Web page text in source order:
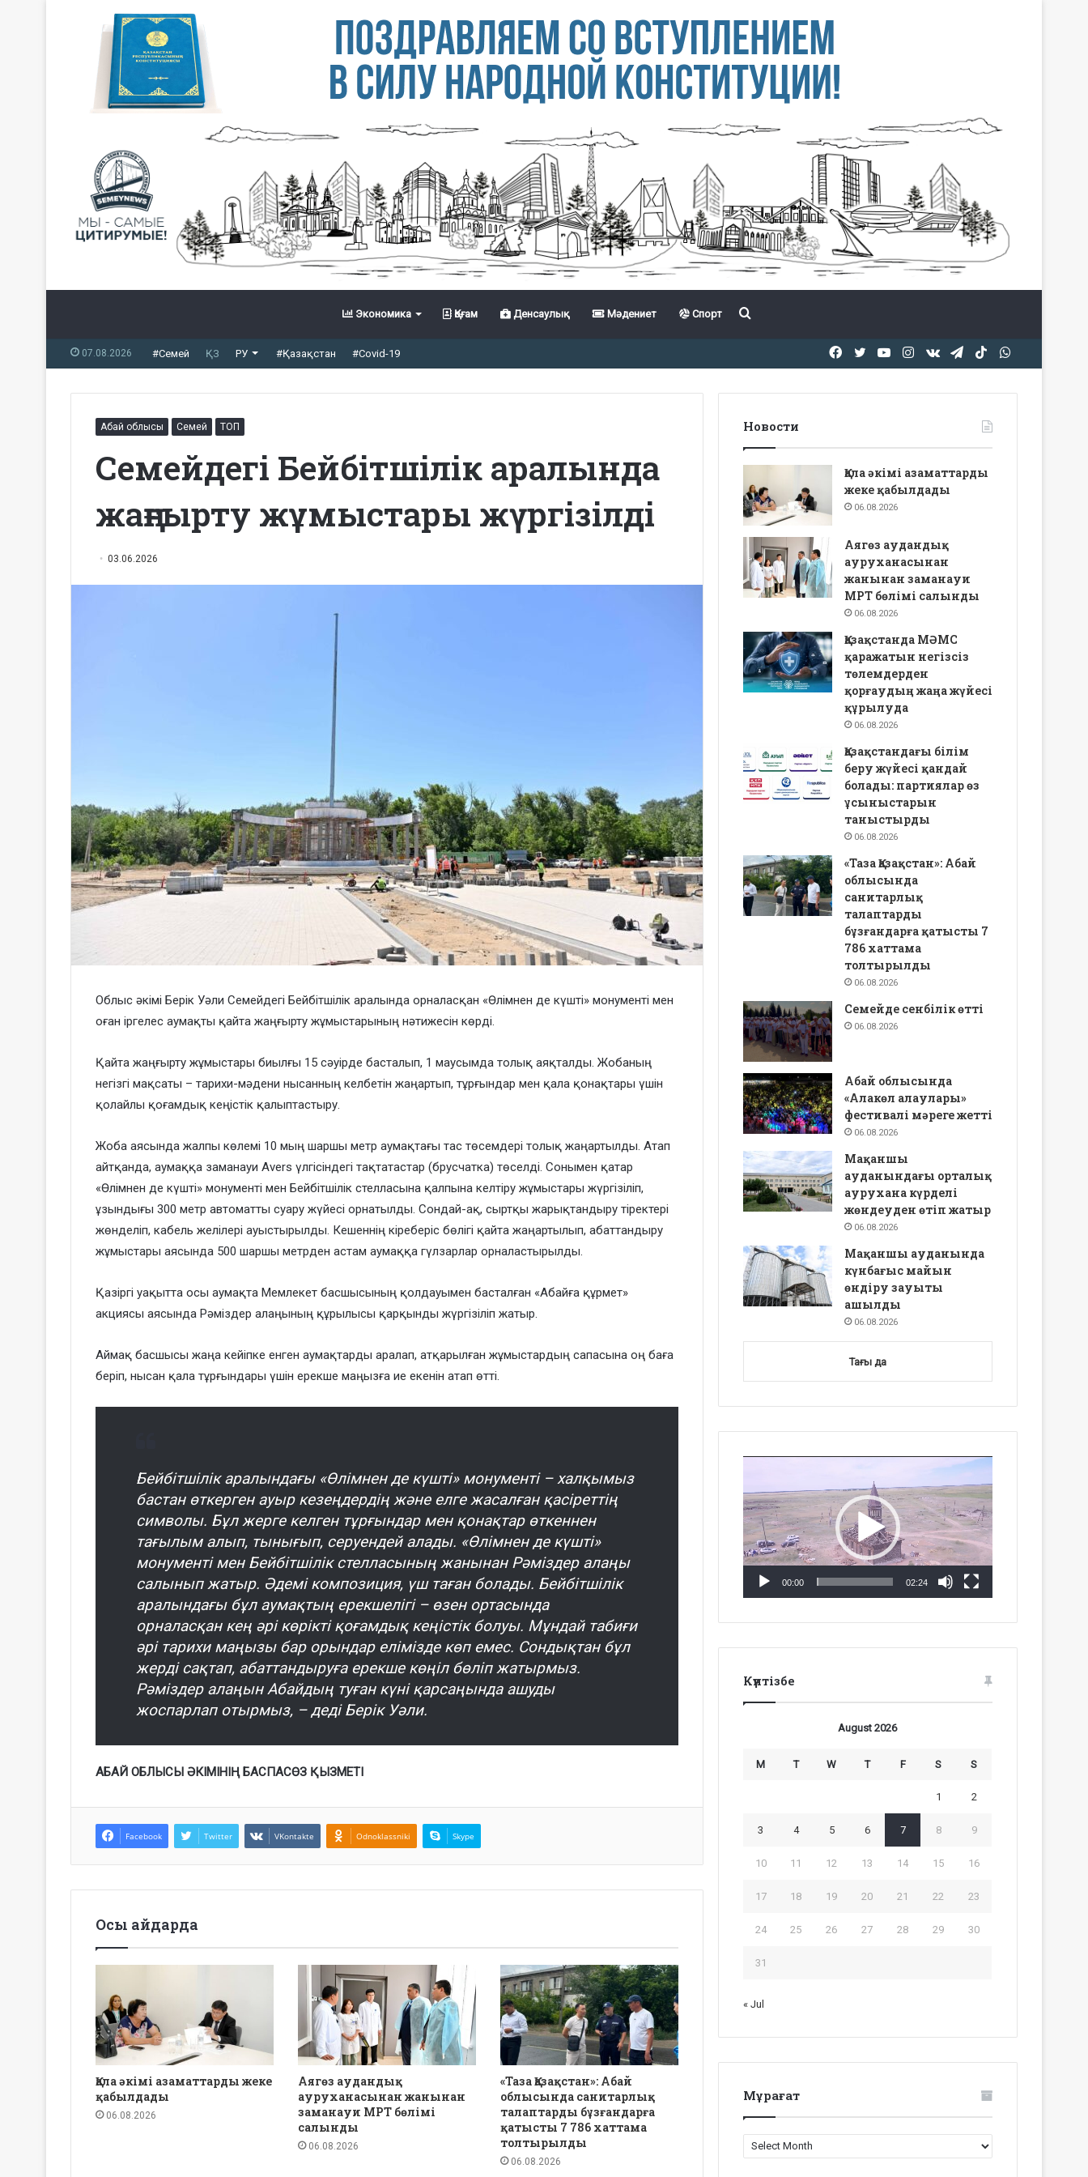
Экономика Қоғам Денсаулық Мәдениет Спорт
07.08.2026 #Семей ҚЗ РУ #Қазақстан #Covid-19 TikTok
Telegram
vk.com
Instagram
YouTube
Twitter
Facebook
Абай облысы Семей ТОП
Семейдегі Бейбітшілік аралында
жаңғырту жұмыстары жүргізілді
03.06.2026
Облыс әкімі Берік Уәли Семейдегі Бейбітшілік аралында орналасқан «Өлімнен де күшті» монументі мен
оған іргелес аумақты қайта жаңғырту жұмыстарының нәтижесін көрді.
Қайта жаңғырту жұмыстары биылғы 15 сәуірде басталып, 1 маусымда толық аяқталды. Жобаның
негізгі мақсаты – тарихи-мәдени нысанның келбетін жаңартып, тұрғындар мен қала қонақтары үшін
қолайлы қоғамдық кеңістік қалыптастыру.
Жоба аясында жалпы көлемі 10 мың шаршы метр аумақтағы тас төсемдері толық жаңартылды. Атап
айтқанда, аумаққа заманауи Avers үлгісіндегі тақтатастар (брусчатка) төселді. Сонымен қатар
«Өлімнен де күшті» монументі мен Бейбітшілік стелласына қалпына келтіру жұмыстары жүргізіліп,
ұзындығы 300 метр автоматты суару жүйесі орнатылды. Сондай-ақ, сыртқы жарықтандыру тіректері
жөнделіп, кабель желілері ауыстырылды. Кешеннің кіреберіс бөлігі қайта жаңартылып, абаттандыру
жұмыстары аясында 500 шаршы метрден астам аумаққа гүлзарлар орналастырылды.
Қазіргі уақытта осы аумақта Мемлекет басшысының қолдауымен басталған «Абайға құрмет»
акциясы аясында Рәміздер алаңының құрылысы қарқынды жүргізіліп жатыр.
Аймақ басшысы жаңа кейіпке енген аумақтарды аралап, атқарылған жұмыстардың сапасына оң баға
беріп, нысан қала тұрғындары үшін ерекше маңызға ие екенін атап өтті.
Бейбітшілік аралындағы «Өлімнен де күшті» монументі – халқымыз
бастан өткерген ауыр кезеңдердің және елге жасалған қасіреттің
символы. Бұл жерге келген тұрғындар мен қонақтар өткеннен
тағылым алып, тынығып, серуендей алады. «Өлімнен де күшті»
монументі мен Бейбітшілік стелласының жанынан Рәміздер алаңы
салынып жатыр. Әдемі композиция, үш таған болады. Бейбітшілік
аралындағы бұл аумақтың ерекшелігі – өзен ортасында
орналасқан кең әрі көрікті қоғамдық кеңістік болуы. Мұндай табиғи
әрі тарихи маңызы бар орындар елімізде көп емес. Сондықтан бұл
жерді сақтап, абаттандыруға ерекше көңіл бөліп жатырмыз.
Рәміздер алаңын Абайдың туған күні қарсаңында ашуды
жоспарлап отырмыз, – деді Берік Уәли.
АБАЙ ОБЛЫСЫ ӘКІМІНІҢ БАСПАСӨЗ ҚЫЗМЕТІ
Facebook Twitter VKontakte Odnoklassniki Skype
Осы айдарда
Қала әкімі азаматтарды жеке
қабылдады
06.08.2026
Аягөз аудандық
ауруханасынан жанынан
заманауи МРТ бөлімі
салынды
06.08.2026
«Таза Қазақстан»: Абай
облысында санитарлық
талаптарды бұзғандарға
қатысты 7 786 хаттама
толтырылды
06.08.2026
Новости
Қала әкімі азаматтарды
жеке қабылдады
06.08.2026
Аягөз аудандық
ауруханасынан
жанынан заманауи
МРТ бөлімі салынды
06.08.2026
Қазақстанда МӘМС
қаражатын негізсіз
төлемдерден
қорғаудың жаңа жүйесі
құрылуда
06.08.2026
Қазақстандағы білім
беру жүйесі қандай
болады: партиялар өз
ұсыныстарын
таныстырды
06.08.2026
«Таза Қазақстан»: Абай
облысында
санитарлық
талаптарды
бұзғандарға қатысты 7
786 хаттама
толтырылды
06.08.2026
Семейде сенбілік өтті
06.08.2026
Абай облысында
«Алакөл алаулары»
фестивалі мәреге жетті
06.08.2026
Мақаншы
ауданындағы орталық
аурухана күрделі
жөндеуден өтіп жатыр
06.08.2026
Мақаншы ауданында
күнбағыс майын
өндіру зауыты
ашылды
06.08.2026
Тағы да
00:00 02:24
Күнтізбе
August 2026
M T W T F S S
1 2
3 4 5 6 7 8 9
10 11 12 13 14 15 16
17 18 19 20 21 22 23
24 25 26 27 28 29 30
31
« Jul
Мұрағат
Мұрағат